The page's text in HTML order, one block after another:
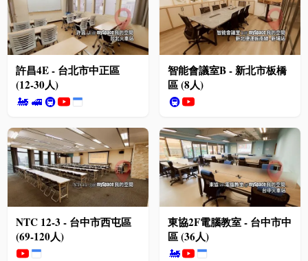
許昌4E - 台北市中正區
(12-30人)
🚂 🚅 🚇
智能會議室B - 新北市板橋
區 (8人)
🚇
NTC 12-3 - 台中市西屯區
(69-120人)
東協2F電腦教室 - 台中市中
區 (36人)
🚂